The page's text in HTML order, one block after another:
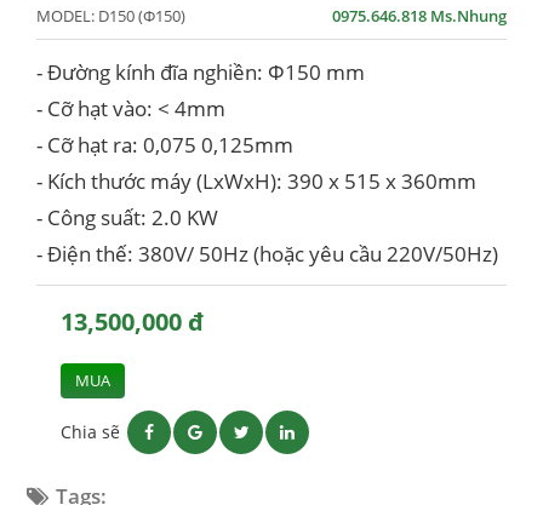
MODEL: D150 (Φ150) 0975.646.818 Ms.Nhung
- Đường kính đĩa nghiền: Ф150 mm
- Cỡ hạt vào: < 4mm
- Cỡ hạt ra: 0,075 0,125mm
- Kích thước máy (LxWxH): 390 x 515 x 360mm
- Công suất: 2.0 KW
- Điện thế: 380V/ 50Hz (hoặc yêu cầu 220V/50Hz)
13,500,000 đ
MUA
Chia sẽ
Tags: